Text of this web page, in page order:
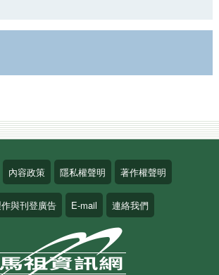
內容政策 隱私權聲明 著作權聲明
與刊登廣告 E-mail 連絡我們